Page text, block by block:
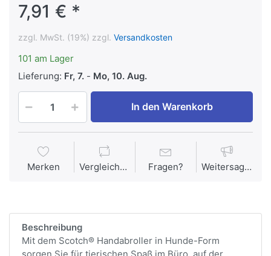
7,91 € *
zzgl. MwSt. (19%) zzgl. Versandkosten
101 am Lager
Lieferung: Fr, 7. - Mo, 10. Aug.
In den Warenkorb
Merken Vergleichen Fragen? Weitersagen
Beschreibung
Mit dem Scotch® Handabroller in Hunde-Form
sorgen Sie für tierischen Spaß im Büro, auf der